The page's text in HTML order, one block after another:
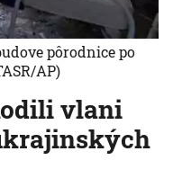
vlani
pôrodnice po
AP)